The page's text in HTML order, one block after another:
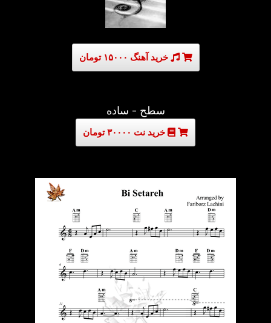
خرید آهنگ ۱۵۰۰۰ تومان
سطح - ساده
خرید نت ۳۰۰۰۰ تومان